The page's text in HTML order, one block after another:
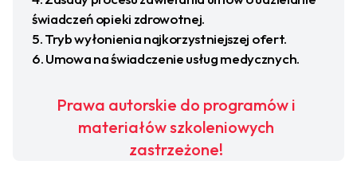
świadczeń opieki zdrowotnej.
Tryb wyłonienia najkorzystniejszej ofert.
Umowa na świadczenie usług medycznych.
Prawa autorskie do programów i
materiałów szkoleniowych
zastrzeżone!